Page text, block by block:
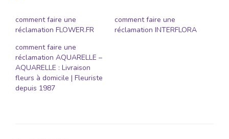
comment faire une
réclamation FLOWER.FR
comment faire une
réclamation INTERFLORA
comment faire une
réclamation AQUARELLE –
AQUARELLE : Livraison
fleurs à domicile | Fleuriste
depuis 1987